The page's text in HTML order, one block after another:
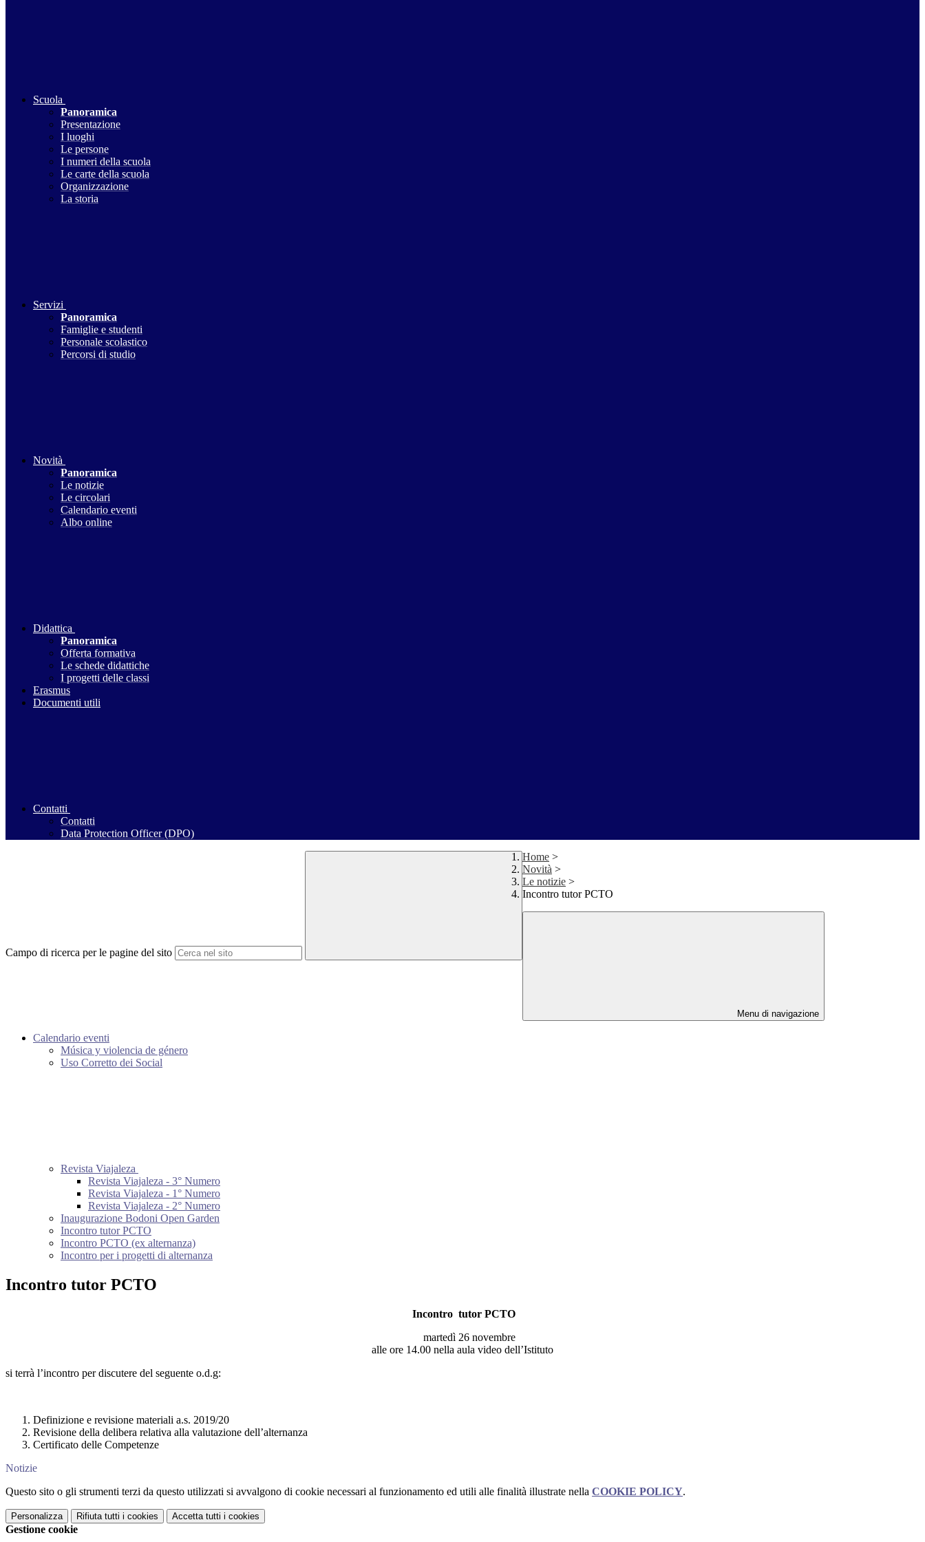
Scuola
Panoramica
Presentazione
I luoghi
Le persone
I numeri della scuola
Le carte della scuola
Organizzazione
La storia
Servizi
Panoramica
Famiglie e studenti
Personale scolastico
Percorsi di studio
Novità
Panoramica
Le notizie
Le circolari
Calendario eventi
Albo online
Didattica
Panoramica
Offerta formativa
Le schede didattiche
I progetti delle classi
Erasmus
Documenti utili
Contatti
Contatti
Data Protection Officer (DPO)
Campo di ricerca per le pagine del sito
Home >
Novità >
Le notizie >
Incontro tutor PCTO
Menu di navigazione
Calendario eventi
Música y violencia de género
Uso Corretto dei Social
Revista Viajaleza
Revista Viajaleza - 3° Numero
Revista Viajaleza - 1° Numero
Revista Viajaleza - 2° Numero
Inaugurazione Bodoni Open Garden
Incontro tutor PCTO
Incontro PCTO (ex alternanza)
Incontro per i progetti di alternanza
Incontro tutor PCTO
Incontro tutor PCTO
martedì 26 novembre
alle ore 14.00 nella aula video dell’Istituto
si terrà l’incontro per discutere del seguente o.d.g:
Definizione e revisione materiali a.s. 2019/20
Revisione della delibera relativa alla valutazione dell’alternanza
Certificato delle Competenze
Notizie
Questo sito o gli strumenti terzi da questo utilizzati si avvalgono di cookie necessari al funzionamento ed utili alle finalità illustrate nella COOKIE POLICY.
Personalizza Rifiuta tutti i cookies Accetta tutti i cookies
Gestione cookie